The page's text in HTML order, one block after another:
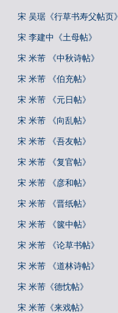
宋 吴琚《行草书寿父帖页》
宋 李建中《土母帖》
宋 米芾 《中秋诗帖》
宋 米芾 《伯充帖》
宋 米芾 《元日帖》
宋 米芾 《向乱帖》
宋 米芾 《吾友帖》
宋 米芾 《复官帖》
宋 米芾 《彦和帖》
宋 米芾 《晋纸帖》
宋 米芾 《箧中帖》
宋 米芾 《论草书帖》
宋 米芾 《道林诗帖》
宋 米芾《德忱帖》
宋 米芾《来戏帖》